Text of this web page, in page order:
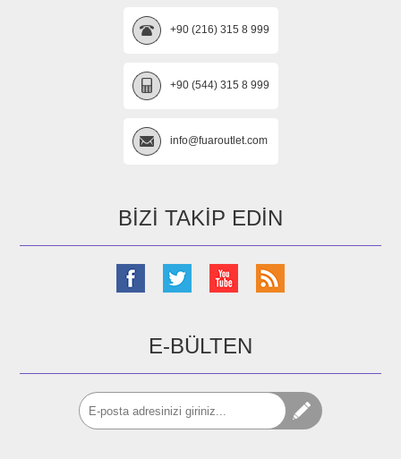
+90 (216) 315 8 999
+90 (544) 315 8 999
info@fuaroutlet.com
BIZI TAKIP EDIN
E-BÜLTEN